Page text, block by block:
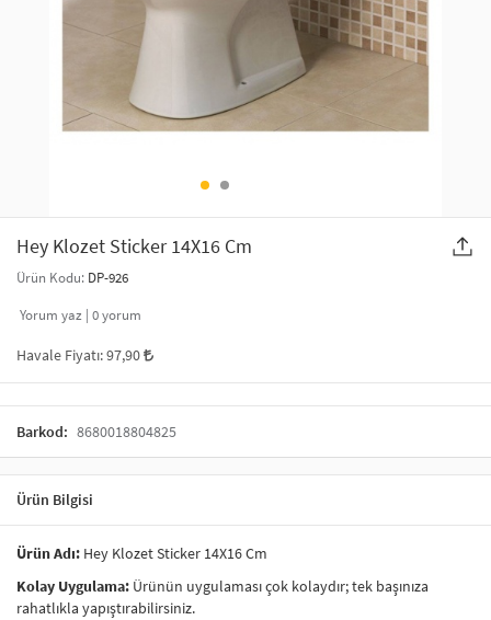
SAÇ AKSESUARLARI
GELİN / DÜĞÜN AKSESUARLARI
TELEFON ASKISI
ŞAL VE FULAR
PARTİ SÜSLERİ
KULLAN AT TABAK BARDAK SETİ
Hey Klozet Sticker 14X16 Cm
Ürün Kodu: DP-926
Yorum yaz | 0yorum
Havale Fiyatı:97,90
Barkod: 8680018804825
Ürün Bilgisi
Ürün Adı: Hey Klozet Sticker 14X16 Cm
Kolay Uygulama: Ürünün uygulaması çok kolaydır; tek başınıza
rahatlıkla yapıştırabilirsiniz.